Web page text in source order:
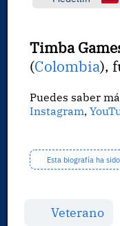
Timba
(Colombia),
Puedes saber
Instagram,
Esta biografía ha
Veterano